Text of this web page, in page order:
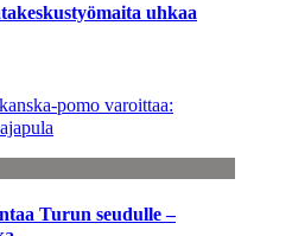
uhkaa
pomo varoittaa:
Turun seudulle –